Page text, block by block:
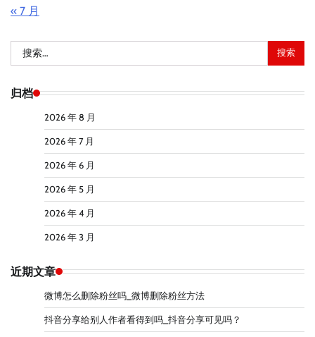
« 7 月
索：
归档
2026 年 8 月
2026 年 7 月
2026 年 6 月
2026 年 5 月
2026 年 4 月
2026 年 3 月
近期文章
微博怎么删除粉丝吗_微博删除粉丝方法
抖音分享给别人作者看得到吗_抖音分享可见吗？